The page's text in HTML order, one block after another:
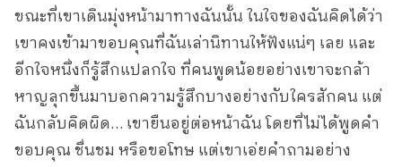
ขณะที่เขาเดินมุ่งหน้ามาทางฉันนั้น ในใจของฉันคิดได้ว่า
เขาคงเข้ามาขอบคุณที่ฉันเล่านิทานให้ฟังแน่ๆ เลย และ
อีกใจหนึ่งก็รู้สึกแปลกใจ ที่คนพูดน้อยอย่างเขาจะกล้า
หาญลุกขึ้นมาบอกความรู้สึกบางอย่างกับใครสักคน แต่
ฉันกลับคิดผิด… เขายืนอยู่ต่อหน้าฉัน โดยที่ไม่ได้พูดคำ
ขอบคุณ ชื่นชม หรือขอโทษ แต่เขาเอ่ยคำถามอย่าง